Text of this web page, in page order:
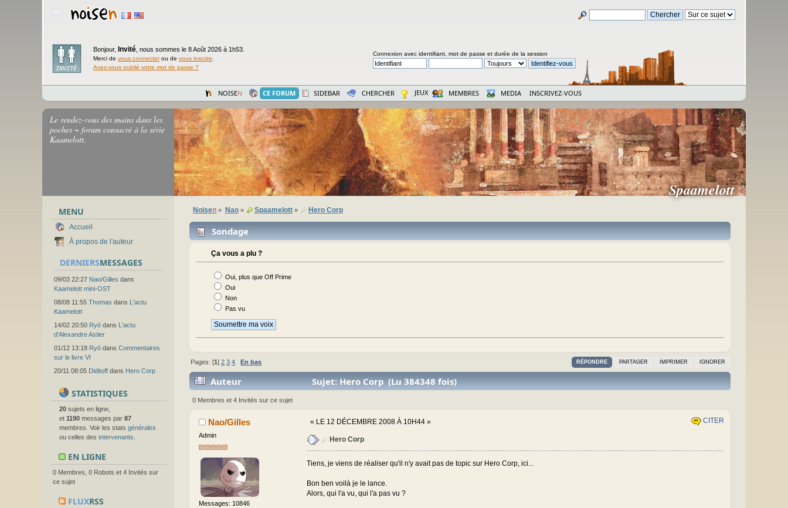
Bonjour, Invité nous sommes le 8 Août 2026 à 1h53.
Merci de vous connecterou de vous inscrire
Avez-vous oublié votre mot de passe ?
Connexion avec identifiant, mot de passe et durée de la session
NOISEN CE FORUM SIDEBAR CHERCHER JEUX MEMBRES MEDIA INSCRIVEZ-VOUS
Le rendez-vous des mains dans les
poches ~ forum consacré à la série
Kaamelott.
MENU
Accueil
À propos de l'auteur
DERNIERSMESSAGES
09/03 22:27 Nao/Gilles dans
Kaamelott mini-OST
08/08 11:55 Thomas dans L'actu
Kaamelott
14/02 20:50 Ryō dans L'actu
d'Alexandre Astier
01/12 13:18 Ryō dans Commentaires
sur le livre VI
20/11 08:05 Diditoff dans Hero Corp
STATISTIQUES
20 sujets en ligne,
et 1190 messages par 87
membres. Voir les stats générales
ou celles des intervenants
EN LIGNE
0 Membres, 0 Robots et 4 Invités sur
ce sujet
FLUXRSS
Spaamelott
Noisen » Nao» Spaamelott» Hero Corp
Sondage
Ça vous a plu ?
Oui, plus que Off Prime
Oui
Non
Pas vu
RÉPONDRE PARTAGER IMPRIMER IGNORER
Pages: [1]2 3 4 En bas
Auteur Sujet: Hero Corp (Lu 384348 fois)
0 Membres et 4 Invités sur ce sujet
Nao/Gilles
Admin
Messages: 10846
« LE 12 DÉCEMBRE 2008 À 10H44 » CITER
Hero Corp
Tiens, je viens de réaliser qu'il n'y avait pas de topic sur Hero Corp, ici...
Bon ben voilà je le lance.
Alors, qui l'a vu, qui l'a pas vu ?